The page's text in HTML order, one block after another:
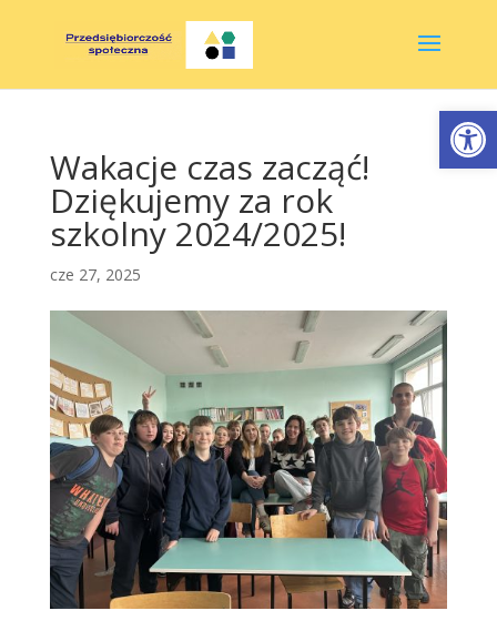
Wakacje czas zacząć!
Dziękujemy za rok
szkolny 2024/2025!
cze 27, 2025